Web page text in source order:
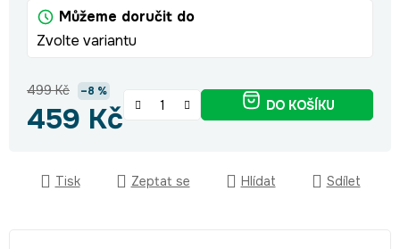
Můžeme doručit do
Zvolte variantu
499 Kč –8 %
459 Kč DO KOŠÍKU
Tisk Zeptat se Hlídat Sdílet